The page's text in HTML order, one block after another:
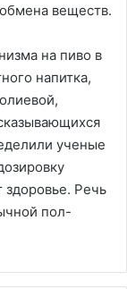
веществ.
на пиво в
напитка,
ученые
здоровье. Речь
пол-